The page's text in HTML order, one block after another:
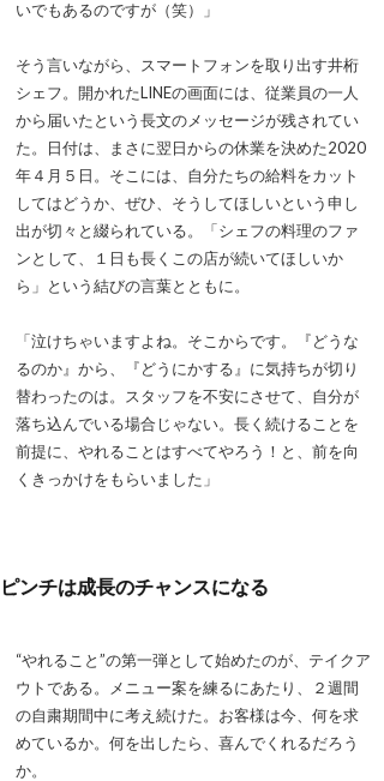
いでもあるのですが（笑）」
そう言いながら、スマートフォンを取り出す井桁
シェフ。開かれたLINEの画面には、従業員の一人
から届いたという長文のメッセージが残されてい
た。日付は、まさに翌日からの休業を決めた2020
年４月５日。そこには、自分たちの給料をカット
してはどうか、ぜひ、そうしてほしいという申し
出が切々と綴られている。「シェフの料理のファ
ンとして、１日も長くこの店が続いてほしいか
ら」という結びの言葉とともに。
「泣けちゃいますよね。そこからです。『どうな
るのか』から、『どうにかする』に気持ちが切り
替わったのは。スタッフを不安にさせて、自分が
落ち込んでいる場合じゃない。長く続けることを
前提に、やれることはすべてやろう！と、前を向
くきっかけをもらいました」
ピンチは成長のチャンスになる
“やれること”の第一弾として始めたのが、テイクア
ウトである。メニュー案を練るにあたり、２週間
の自粛期間中に考え続けた。お客様は今、何を求
めているか。何を出したら、喜んでくれるだろう
か。